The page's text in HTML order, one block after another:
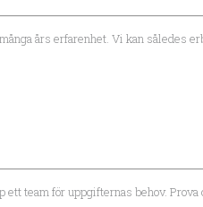
års erfarenhet. Vi kan således
team för uppgifternas behov. Prova